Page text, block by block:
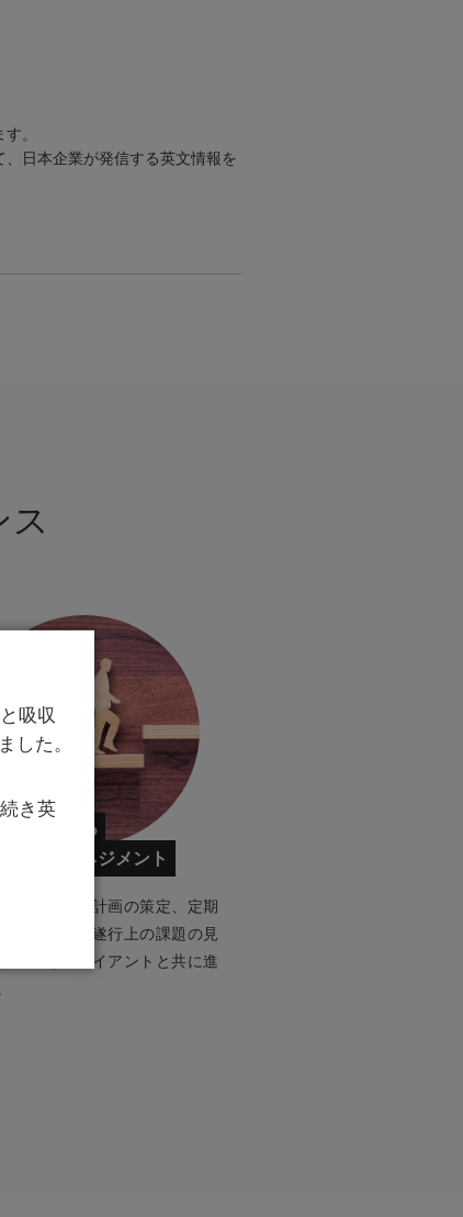
。
日本企業が発信する英文情報を
ス
責任を持つ
ェクトマネジメント
基づく適切な計画の策定、定期
捗報告、業務遂行上の課題の見
と解決をクライアントと共に進
吸収
した。
き英